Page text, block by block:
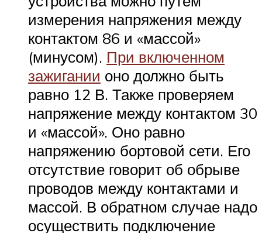
измерения напряжения между
контактом 86 и «массой»
(минусом). При включенном
зажигании оно должно быть
равно 12 В. Также проверяем
напряжение между контактом 30
и «массой». Оно равно
напряжению бортовой сети. Его
отсутствие говорит об обрыве
проводов между контактами и
массой. В обратном случае надо
осуществить подключение